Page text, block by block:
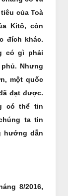
của Toà
Kitô, còn
đích khác.
có gì phải
Nhưng
một quốc
đạt được.
có thể tin
ta tin
hướng dẫn
8/2016,